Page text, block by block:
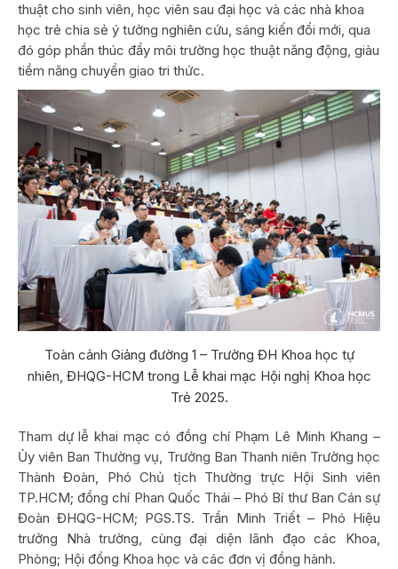
thuật cho sinh viên, học viên sau đại học và các nhà khoa
học trẻ chia sẻ ý tưởng nghiên cứu, sáng kiến đổi mới, qua
đó góp phần thúc đẩy môi trường học thuật năng động, giàu
tiềm năng chuyển giao tri thức.
Toàn cảnh Giảng đường 1 – Trường ĐH Khoa học tự
nhiên, ĐHQG-HCM trong Lễ khai mạc Hội nghị Khoa học
Trẻ 2025.
Tham dự lễ khai mạc có đồng chí Phạm Lê Minh Khang –
Ủy viên Ban Thường vụ, Trưởng Ban Thanh niên Trường học
Thành Đoàn, Phó Chủ tịch Thường trực Hội Sinh viên
TP.HCM; đồng chí Phan Quốc Thái – Phó Bí thư Ban Cán sự
Đoàn ĐHQG-HCM; PGS.TS. Trần Minh Triết – Phó Hiệu
trưởng Nhà trường, cùng đại diện lãnh đạo các Khoa,
Phòng; Hội đồng Khoa học và các đơn vị đồng hành.